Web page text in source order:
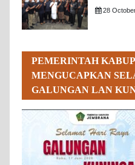
28
PEMERINTAH
MENGUCAPKAN
GALUNGAN LAN